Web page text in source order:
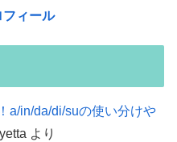
フィール
a/in/da/di/suの使い分けや
より